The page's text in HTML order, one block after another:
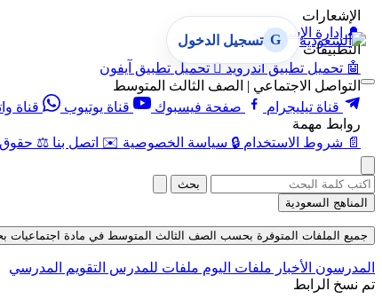
الإشعارات
🔔 إدارة الإشعارات
التطبيقات
🤖 تحميل تطبيق أندرويد  تحميل تطبيق آيفون
التواصل الاجتماعي | الصف الثالث المتوسط
قناة تيليجرام
صفحة فيسبوك قناة يوتيوب قناة
روابط مهمة
📄 شروط الاستخدام 🔒 سياسة الخصوصية ✉️ اتصل بنا ⚖️ حقوق
G تسجيل الدخول
بحث
المناهج السعودية
جميع الملفات المتوفرة بحسب الصف الثالث المتوسط في مادة اجتماعيات بحسب
المدرسون الأخبار ملفات اليوم ملفات للمدرس التقويم المدرسي
تم نسخ الرابط